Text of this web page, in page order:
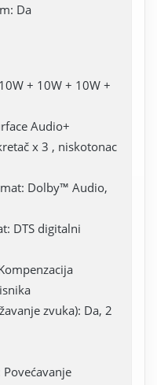
Da
+ 10W + 10W +
Audio+
x 3 , niskotonac
Dolby™ Audio,
DTS digitalni
zvuka): Da, 2